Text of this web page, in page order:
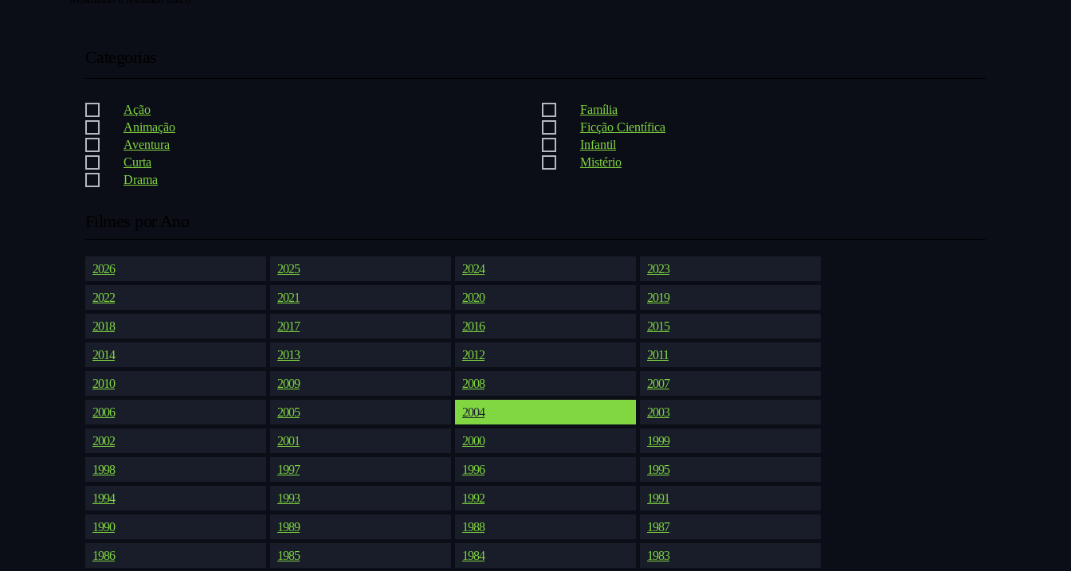
Ação
Animação
Aventura
Curta
Drama
Família
Ficção Científica
Infantil
Mistério
2026 2025 2024 2023
2022 2021 2020 2019
2018 2017 2016 2015
2014 2013 2012 2011
2010 2009 2008 2007
2006 2005 2004 2003
2002 2001 2000 1999
1998 1997 1996 1995
1994 1993 1992 1991
1990 1989 1988 1987
1986 1985 1984 1983